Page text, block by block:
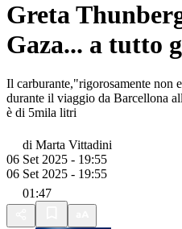
Greta
Gaza... a tutto
Il carburante,"rigorosamente non
durante il viaggio da Barcellona
è di 5mila litri
di Marta Vittadini
06 Set 2025 - 19:55
06 Set 2025 - 19:55
01:47